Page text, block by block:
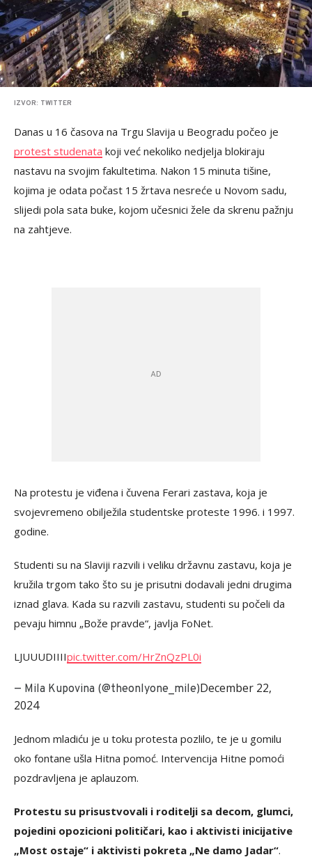
IZVOR: TWITTER
Danas u 16 časova na Trgu Slavija u Beogradu počeo je
protest studenata koji već nekoliko nedjelja blokiraju
nastavu na svojim fakultetima. Nakon 15 minuta tišine,
kojima je odata počast 15 žrtava nesreće u Novom sadu,
slijedi pola sata buke, kojom učesnici žele da skrenu pažnju
na zahtjeve.
Na protestu je viđena i čuvena Ferari zastava, koja je
svojevremeno obilježila studentske proteste 1996. i 1997.
godine.
Studenti su na Slaviji razvili i veliku državnu zastavu, koja je
kružila trgom tako što su je prisutni dodavali jedni drugima
iznad glava. Kada su razvili zastavu, studenti su počeli da
pevaju himnu „Bože pravde“, javlja FoNet.
LJUUUDIIIIpic.twitter.com/HrZnQzPL0i
— Mila Kupovina (@theonlyone_mile)December 22,
2024
Jednom mladiću je u toku protesta pozlilo, te je u gomilu
oko fontane ušla Hitna pomoć. Intervencija Hitne pomoći
pozdravljena je aplauzom.
Protestu su prisustvovali i roditelji sa decom, glumci,
pojedini opozicioni političari, kao i aktivisti inicijative
„Most ostaje“ i aktivisti pokreta „Ne damo Jadar“.